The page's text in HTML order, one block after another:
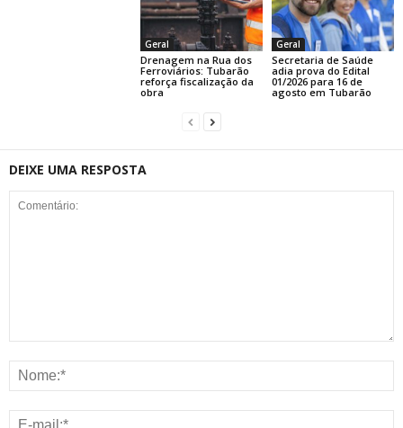
Geral
Drenagem na Rua dos
Ferroviários: Tubarão
reforça fiscalização da
obra
Geral
Secretaria de Saúde
adia prova do Edital
01/2026 para 16 de
agosto em Tubarão
DEIXE UMA RESPOSTA